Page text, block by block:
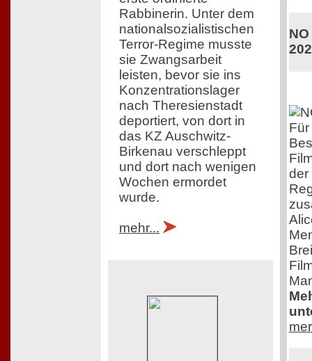
Rabbinerin. Unter dem
nationalsozialistischen
Terror-Regime musste
sie Zwangsarbeit
leisten, bevor sie ins
Konzentrationslager
nach Theresienstadt
deportiert, von dort in
das KZ Auschwitz-
Birkenau verschleppt
und dort nach wenigen
Wochen ermordet
wurde.
mehr...
der